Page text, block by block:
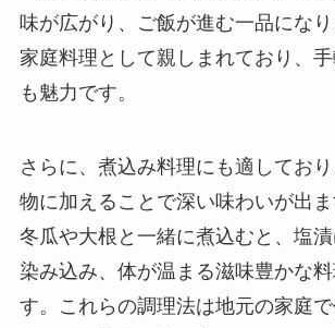
味が広がり、ご飯が進む一品にな
家庭料理として親しまれており、
も魅力です。
さらに、煮込み料理にも適してお
物に加えることで深い味わいが出ま
冬瓜や大根と一緒に煮込むと、塩
染み込み、体が温まる滋味豊かな
す。これらの調理法は地元の家庭